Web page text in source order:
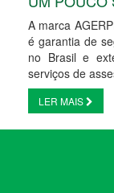
A marca
é garantia de
no Brasil e
serviços de
LER MAIS